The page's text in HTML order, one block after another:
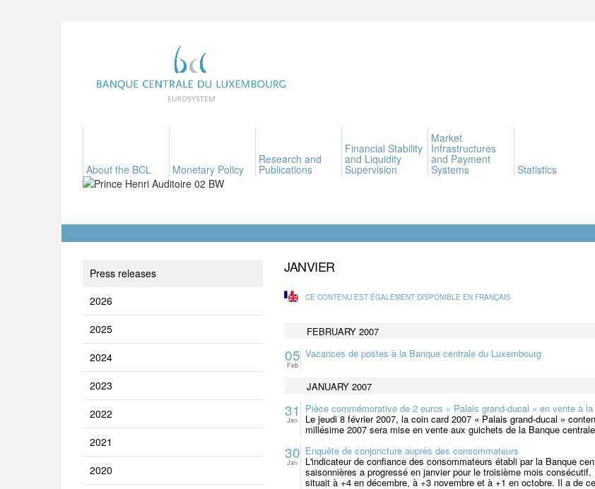
About the BCL Monetary Policy
Research and
Publications
Financial Stability
and Liquidity
Supervision
Market
Infrastructures
and Payment
Systems Statistics
Press releases
2026
2025
2024
2023
2022
2021
2020
JANVIER
CE CONTENU EST ÉGALEMENT DISPONIBLE EN FRANÇAIS
FEBRUARY 2007
05
Feb
Vacances de postes à la Banque centrale du Luxembourg
JANUARY 2007
31
Jan
Pièce commémorative de 2 euros « Palais grand-ducal » en vente à
Le jeudi 8 février 2007, la coin card 2007 « Palais grand-ducal »
millésime 2007 sera mise en vente aux guichets de la Banque
30
Jan
Enquête de conjoncture auprès des consommateurs
L'indicateur de confiance des consommateurs établi par la Banque
saisonnières a progressé en janvier pour le troisième mois
situait à +4 en décembre, à +3 novembre et à +1 en octobre. Il a de